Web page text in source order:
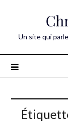
Un site qui